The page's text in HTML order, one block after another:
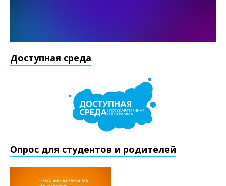
Доступная среда
Опрос для студентов и родителей